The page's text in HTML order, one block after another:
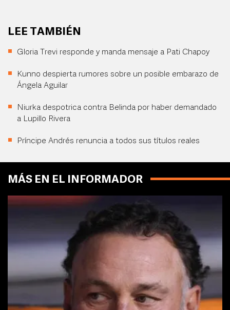
LEE TAMBIÉN
Gloria Trevi responde y manda mensaje a Pati Chapoy
Kunno despierta rumores sobre un posible embarazo de
Ángela Aguilar
Niurka despotrica contra Belinda por haber demandado
a Lupillo Rivera
Príncipe Andrés renuncia a todos sus títulos reales
MÁS EN EL INFORMADOR